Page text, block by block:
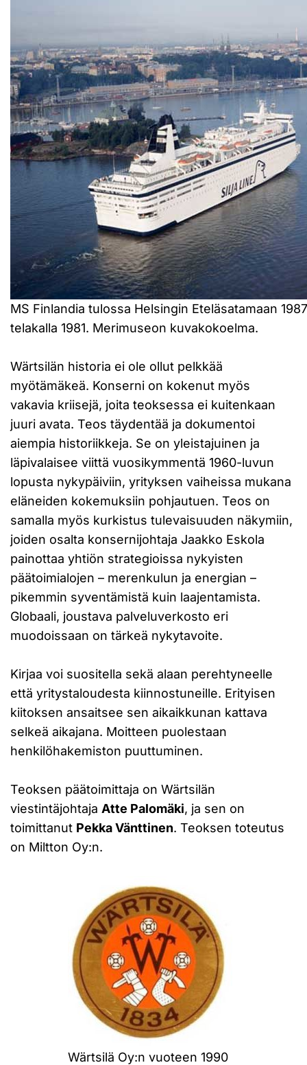
MS Finlandia tulossa Helsingin Eteläsatamaan
telakalla 1981. Merimuseon kuvakokoelma.
Wärtsilän historia ei ole ollut pelkkää
myötämäkeä. Konserni on kokenut myös
vakavia kriisejä, joita teoksessa ei kuitenkaan
juuri avata. Teos täydentää ja dokumentoi
aiempia historiikkeja. Se on yleistajuinen ja
läpivalaisee viittä vuosikymmentä 1960-luvun
lopusta nykypäiviin, yrityksen vaiheissa mukana
eläneiden kokemuksiin pohjautuen. Teos on
samalla myös kurkistus tulevaisuuden näkymiin,
joiden osalta konsernijohtaja Jaakko Eskola
painottaa yhtiön strategioissa nykyisten
päätoimialojen – merenkulun ja energian –
pikemmin syventämistä kuin laajentamista.
Globaali, joustava palveluverkosto eri
muodoissaan on tärkeä nykytavoite.
Kirjaa voi suositella sekä alaan perehtyneelle
että yritystaloudesta kiinnostuneille. Erityisen
kiitoksen ansaitsee sen aikaikkunan kattava
selkeä aikajana. Moitteen puolestaan
henkilöhakemiston puuttuminen.
Teoksen päätoimittaja on Wärtsilän
viestintäjohtaja Atte Palomäki, ja sen on
toimittanut Pekka Vänttinen. Teoksen toteutus
on Miltton Oy:n.
Wärtsilä Oy:n vuoteen 1990